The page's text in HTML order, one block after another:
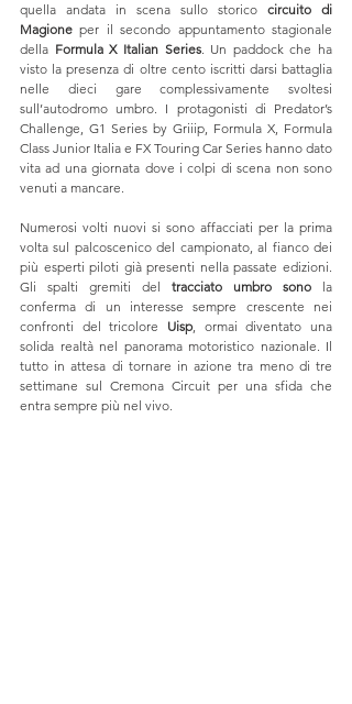
quella andata in scena sullo storico circuito di
Magione per il secondo appuntamento stagionale
della Formula X Italian Series. Un paddock che ha
visto la presenza di oltre cento iscritti darsi battaglia
nelle dieci gare complessivamente svoltesi
sull’autodromo umbro. I protagonisti di Predator’s
Challenge, G1 Series by Griiip, Formula X, Formula
Class Junior Italia e FX Touring Car Series hanno dato
vita ad una giornata dove i colpi di scena non sono
venuti a mancare.
Numerosi volti nuovi si sono affacciati per la prima
volta sul palcoscenico del campionato, al fianco dei
più esperti piloti già presenti nella passate edizioni.
Gli spalti gremiti del tracciato umbro sono la
conferma di un interesse sempre crescente nei
confronti del tricolore Uisp, ormai diventato una
solida realtà nel panorama motoristico nazionale. Il
tutto in attesa di tornare in azione tra meno di tre
settimane sul Cremona Circuit per una sfida che
entra sempre più nel vivo.